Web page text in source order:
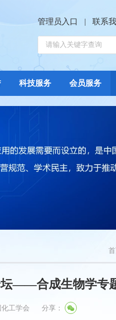
管理员入口 | 联系
科技服务 会员服务
首
坛——合成生物学专
工学会 分享：